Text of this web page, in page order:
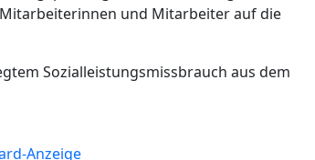
und Mitarbeiter auf die
Sozialleistungsmissbrauch aus dem